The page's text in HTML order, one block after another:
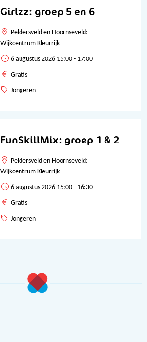
Girlzz: groep 5 en 6
Peldersveld en Hoornseveld:
Wijkcentrum Kleurrijk
6 augustus 2026 15:00 - 17:00
Gratis
Jongeren
FunSkillMix: groep 1 & 2
Peldersveld en Hoornseveld:
Wijkcentrum Kleurrijk
6 augustus 2026 15:00 - 16:30
Gratis
Jongeren